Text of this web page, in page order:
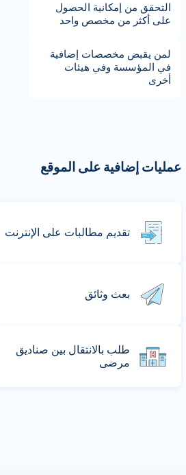
التحقق من إمكانية الحصول
على أكثر من مخصص واحد
لمن يقبض مخصصات إضافية
في المؤسسة وفي هيئات
أخرى
عمليات إضافية على الموقع
تقديم مطالبات على الإنترنت
بعث وثائق
طلب بالانتقال بين صناديق
مرضى